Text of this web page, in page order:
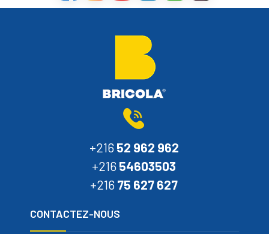
+216 52 962 962
+216 54603503
+216 75 627 627
CONTACTEZ-NOUS